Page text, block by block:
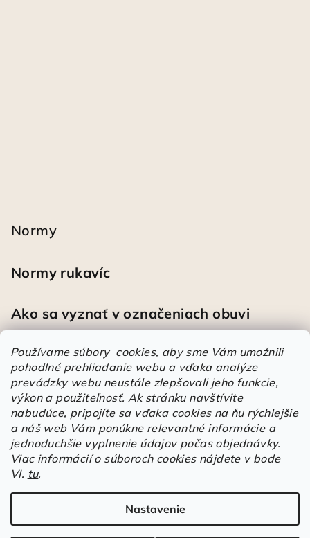
Používame súbory cookies, aby sme Vám umožnili
pohodlné prehliadanie webu a vďaka analýze
prevádzky webu neustále zlepšovali jeho funkcie,
výkon a použiteľnosť. Ak stránku navštívite
nabudúce, pripojíte sa vďaka cookies na ňu rýchlejšie
a náš web Vám ponúkne relevantné informácie a
jednoduchšie vyplnenie údajov počas objednávky.
Viac informácií o súboroch cookies nájdete v bode
VI. tu.
Nastavenie
Normy
Normy rukavíc
Ako sa vyznať v označeniach obuvi
Heureka
Športové pracovné poltopánky PRESTIGE CLASSIC biele
Hodnotenie produktu je 5 z 5 hviezdičiek.
| Mária
Á
u
e
Elstrote®. Všetky práva vyhradené.
nastavenie cookies